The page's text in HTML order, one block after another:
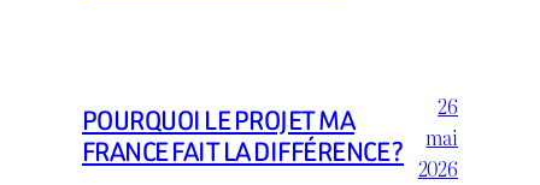
POURQUOI LE PROJET MA
FRANCE FAIT LA DIFFÉRENCE ?
26
mai
2026